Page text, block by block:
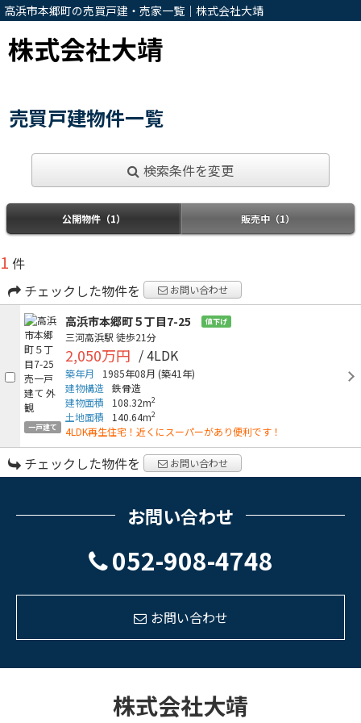
高浜市本郷町の売買戸建・売家一覧｜株式会社大靖
株式会社大靖
売買戸建物件一覧
検索条件を変更
公開物件（1） 販売中（1）
1 件
チェックした物件を
お問い合わせ
一戸建て
高浜市本郷町５丁目7-25 値下げ
三河高浜駅 徒歩21分
2,050万円 / 4LDK
築年月 1985年08月 (築41年)
建物構造 鉄骨造
建物面積
108.32m2
土地面積 140.64m2
4LDK再生住宅！近くにスーパーがあり便利です！
チェックした物件を お問い合わせ
お問い合わせ
052-908-4748
お問い合わせ
株式会社大靖